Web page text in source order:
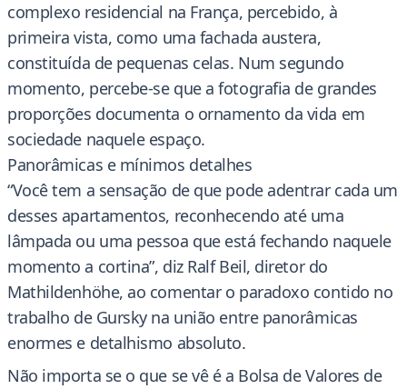
complexo residencial na França, percebido, à
primeira vista, como uma fachada austera,
constituída de pequenas celas. Num segundo
momento, percebe-se que a fotografia de grandes
proporções documenta o ornamento da vida em
sociedade naquele espaço.
Panorâmicas e mínimos detalhes
“Você tem a sensação de que pode adentrar cada um
desses apartamentos, reconhecendo até uma
lâmpada ou uma pessoa que está fechando naquele
momento a cortina”, diz Ralf Beil, diretor do
Mathildenhöhe, ao comentar o paradoxo contido no
trabalho de Gursky na união entre panorâmicas
enormes e detalhismo absoluto.
Não importa se o que se vê é a Bolsa de Valores de